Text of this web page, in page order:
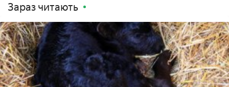
Зараз читають